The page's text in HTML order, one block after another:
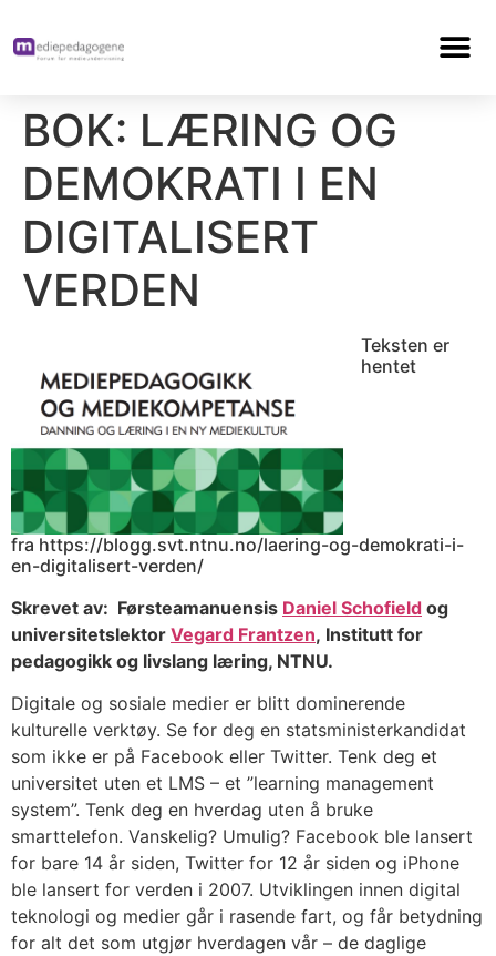
BOK: LÆRING OG
DEMOKRATI I EN
DIGITALISERT
VERDEN
Teksten er
hentet
fra https://blogg.svt.ntnu.no/laering-og-demokrati-i-
en-digitalisert-verden/
Skrevet av: Førsteamanuensis Daniel Schofield og
universitetslektor Vegard Frantzen, Institutt for
pedagogikk og livslang læring, NTNU.
Digitale og sosiale medier er blitt dominerende
kulturelle verktøy. Se for deg en statsministerkandidat
som ikke er på Facebook eller Twitter. Tenk deg et
universitet uten et LMS – et ”learning management
system”. Tenk deg en hverdag uten å bruke
smarttelefon. Vanskelig? Umulig? Facebook ble lansert
for bare 14 år siden, Twitter for 12 år siden og iPhone
ble lansert for verden i 2007. Utviklingen innen digital
teknologi og medier går i rasende fart, og får betydning
for alt det som utgjør hverdagen vår – de daglige